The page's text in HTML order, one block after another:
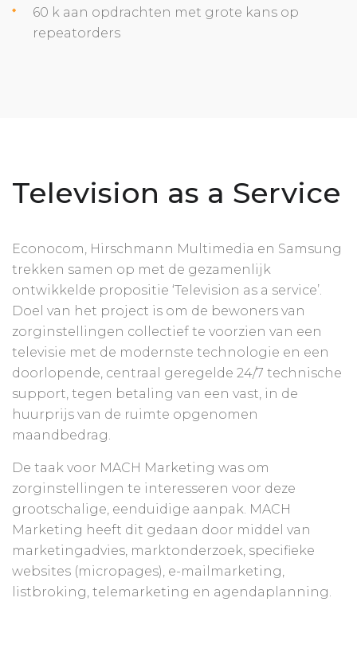
60 k aan opdrachten met grote kans op
repeatorders
Television as a Service
Econocom, Hirschmann Multimedia en Samsung
trekken samen op met de gezamenlijk
ontwikkelde propositie ‘Television as a service’.
Doel van het project is om de bewoners van
zorginstellingen collectief te voorzien van een
televisie met de modernste technologie en een
doorlopende, centraal geregelde 24/7 technische
support, tegen betaling van een vast, in de
huurprijs van de ruimte opgenomen
maandbedrag.
De taak voor MACH Marketing was om
zorginstellingen te interesseren voor deze
grootschalige, eenduidige aanpak. MACH
Marketing heeft dit gedaan door middel van
marketingadvies, marktonderzoek, specifieke
websites (micropages), e-mailmarketing,
listbroking, telemarketing en agendaplanning.